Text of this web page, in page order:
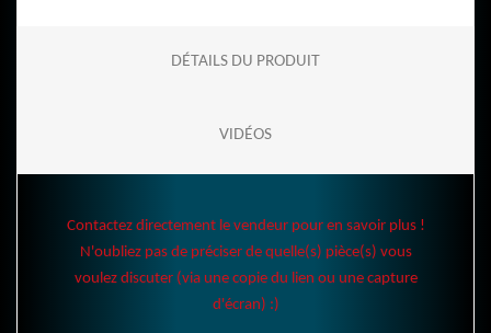
DÉTAILS DU PRODUIT
VIDÉOS
Contactez directement le vendeur pour en savoir plus !
N'oubliez pas de préciser de quelle(s) pièce(s) vous
voulez discuter (via une copie du lien ou une capture
d'écran) :)